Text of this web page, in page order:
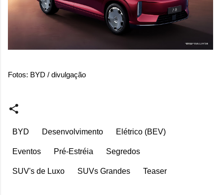
Fotos: BYD / divulgação
BYD Desenvolvimento Elétrico (BEV)
Eventos Pré-Estréia Segredos
SUV's de Luxo SUVs Grandes Teaser